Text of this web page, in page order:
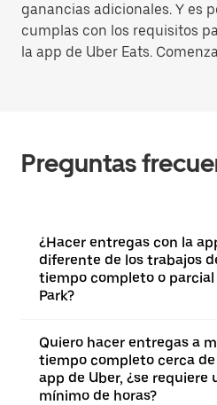
ganancias adicionales. Y es
cumplas con los requisitos
la app de Uber Eats.
Preguntas
¿Hacer entregas con la
diferente de los trabajos
tiempo completo o
Park?
Quiero hacer entregas a
tiempo completo cerca de
app de Uber, ¿se requiere
mínimo de horas?